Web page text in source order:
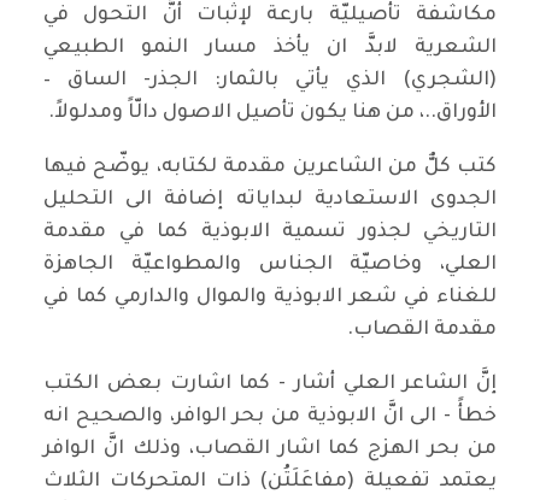
مكاشفة تأصيليّة بارعة لإثبات أنَّ التحول في
الشعرية لابدَّ ان يأخذ مسار النمو الطبيعي
(الشجري) الذي يأتي بالثمار: الجذر- الساق –
الأوراق..، من هنا يكون تأصيل الاصول دالّاً ومدلولاً.
كتب كلٌّ من الشاعرين مقدمة لكتابه، يوضّح فيها
الجدوى الاستعادية لبداياته إضافة الى التحليل
التاريخي لجذور تسمية الابوذية كما في مقدمة
العلي، وخاصيّة الجناس والمطواعيّة الجاهزة
للغناء في شعر الابوذية والموال والدارمي كما في
مقدمة القصاب.
إنَّ الشاعر العلي أشار - كما اشارت بعض الكتب
خطأً - الى انَّ الابوذية من بحر الوافر، والصحيح انه
من بحر الهزج كما اشار القصاب، وذلك انَّ الوافر
يعتمد تفعيلة (مفاعَلَتُن) ذات المتحركات الثلاث